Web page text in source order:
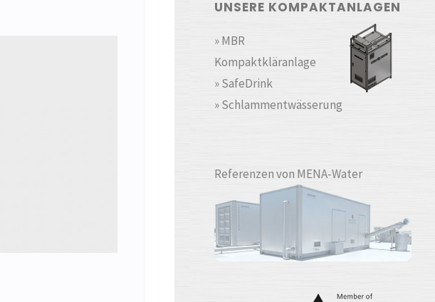
UNSERE KOMPAKTANLAGEN
» MBR
Kompaktkläranlage
» SafeDrink
» Schlammentwässerung
Referenzen von MENA-Water